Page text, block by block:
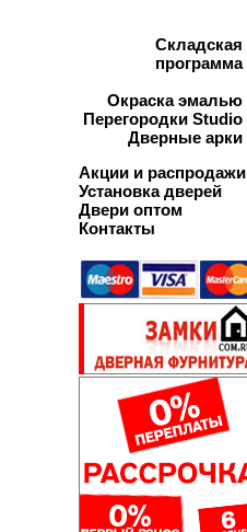
Складская
программа
Окраска эмалью
Перегородки Studio
Дверные арки
Акции и распродажи
Установка дверей
Двери оптом
Контакты